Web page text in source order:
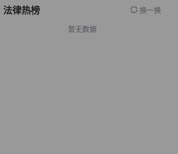
法律热榜 换一换
暂无数据